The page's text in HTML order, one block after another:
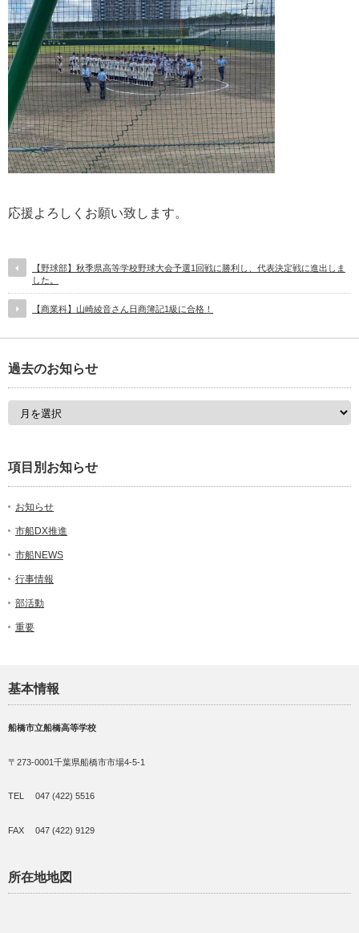
応援よろしくお願い致します。
【野球部】秋季県高等学校野球大会予選1回戦に勝利し、代表決定戦に進出しま
した。
【商業科】山崎綾音さん日商簿記1級に合格！
過去のお知らせ
項目別お知らせ
お知らせ
市船DX推進
市船NEWS
行事情報
部活動
重要
基本情報
船橋市立船橋高等学校
〒273-0001千葉県船橋市市場4-5-1
TEL 047 (422) 5516
FAX 047 (422) 9129
所在地地図